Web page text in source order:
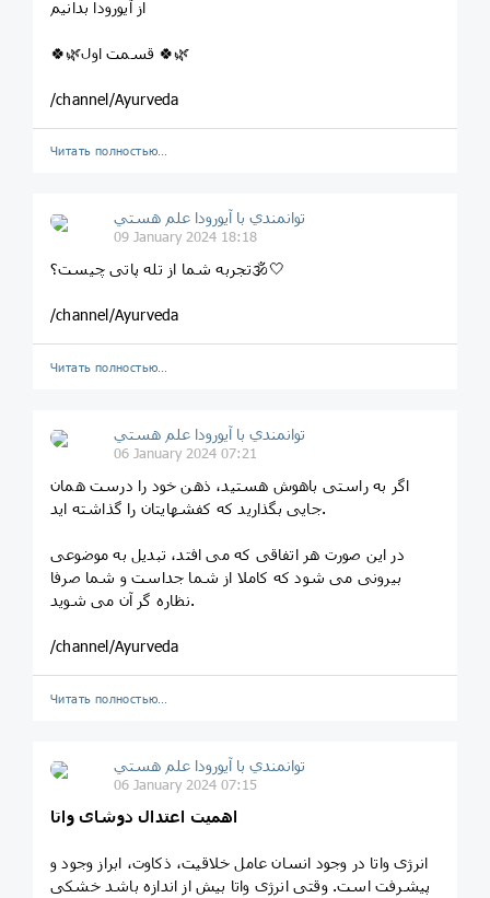
از آيورودا بدانيم
🍀🌿قسمت اول 🍀🌿
/channel/Ayurveda
Читать полностью…
توانمندي با آيورودا علم هستي
09 January 2024 18:18
تجربه شما از تله پاتی چیست؟🕉️🤍
/channel/Ayurveda
Читать полностью…
توانمندي با آيورودا علم هستي
06 January 2024 07:21
اگر به راستی باهوش هستید، ذهن خود را درست همان
جایی بگذارید که کفشهایتان را گذاشته اید.
در این صورت هر اتفاقی که می افتد، تبدیل به موضوعی
بیرونی می شود که کاملا از شما جداست و شما صرفا
نظاره گر آن می شوید.
/channel/Ayurveda
Читать полностью…
توانمندي با آيورودا علم هستي
06 January 2024 07:15
اهمیت اعتدال دوشای واتا
انرژی واتا در وجود انسان عامل خلاقیت، ذکاوت، ابراز وجود و
پیشرفت است. وقتی انرژی واتا بیش از اندازه باشد خشکی